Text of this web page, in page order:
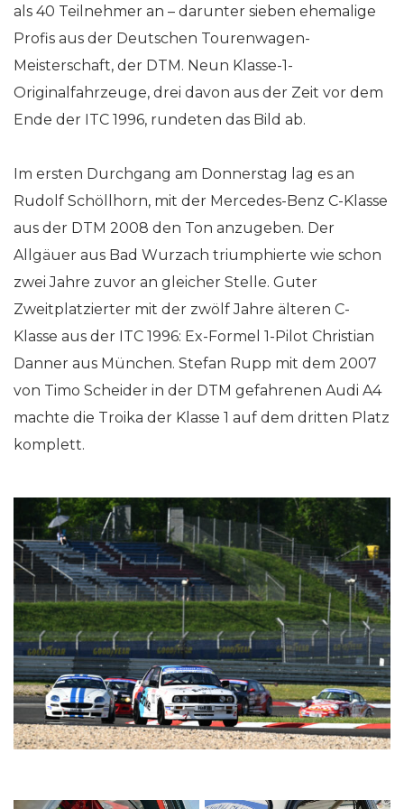
als 40 Teilnehmer an – darunter sieben ehemalige
Profis aus der Deutschen Tourenwagen-
Meisterschaft, der DTM. Neun Klasse-1-
Originalfahrzeuge, drei davon aus der Zeit vor dem
Ende der ITC 1996, rundeten das Bild ab.
Im ersten Durchgang am Donnerstag lag es an
Rudolf Schöllhorn, mit der Mercedes-Benz C-Klasse
aus der DTM 2008 den Ton anzugeben. Der
Allgäuer aus Bad Wurzach triumphierte wie schon
zwei Jahre zuvor an gleicher Stelle. Guter
Zweitplatzierter mit der zwölf Jahre älteren C-
Klasse aus der ITC 1996: Ex-Formel 1-Pilot Christian
Danner aus München. Stefan Rupp mit dem 2007
von Timo Scheider in der DTM gefahrenen Audi A4
machte die Troika der Klasse 1 auf dem dritten Platz
komplett.